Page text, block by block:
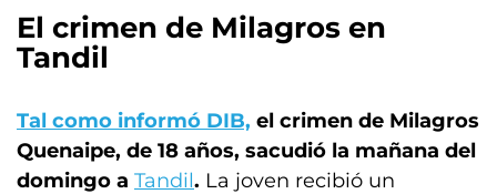
El crimen de Milagros en
Tandil
Tal como informó DIB, el crimen de Milagros
Quenaipe, de 18 años, sacudió la mañana del
domingo a Tandil. La joven recibió un